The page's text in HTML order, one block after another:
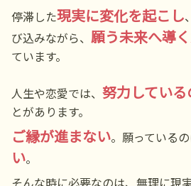
停滞した現実に変化を起こし
び込みながら、 願う未来へ導
ています。
人生や恋愛では、 努力している
とがあります。
ご縁が進まない。願っている
い。
そんな時に必要なのは、無理に現